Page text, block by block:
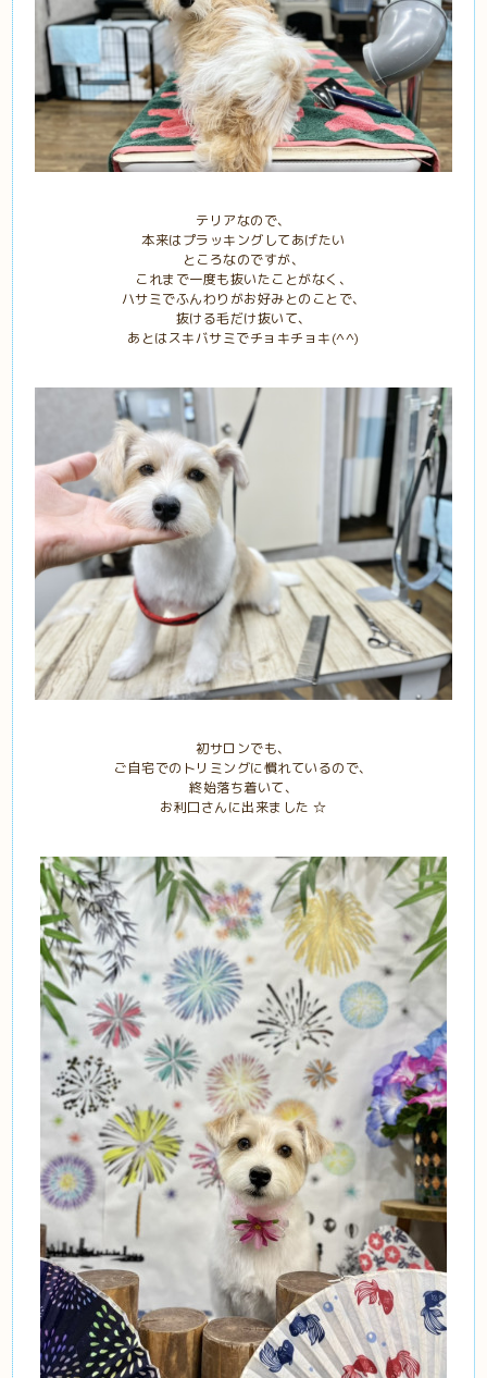
テリアなので、
本来はプラッキングしてあげたい
ところなのですが、
これまで一度も抜いたことがなく、
ハサミでふんわりがお好みとのことで、
抜ける毛だけ抜いて、
あとはスキバサミでチョキチョキ(^^)
初サロンでも、
ご自宅でのトリミングに慣れているので、
終始落ち着いて、
お利口さんに出来ました ☆